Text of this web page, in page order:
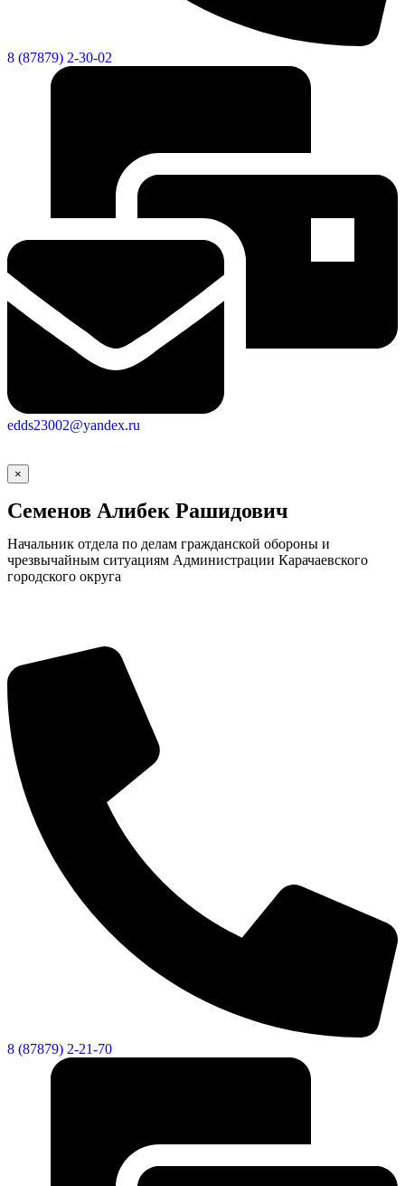
8 (87879) 2-30-02
edds23002@yandex.ru
×
Семенов Алибек Рашидович
Начальник отдела по делам гражданской обороны и
чрезвычайным ситуациям Администрации Карачаевского
городского округа
8 (87879) 2-21-70